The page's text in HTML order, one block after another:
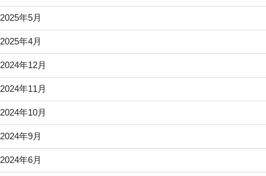
2025年5月
2025年4月
2024年12月
2024年11月
2024年10月
2024年9月
2024年6月